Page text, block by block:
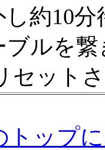
約10分
ブルを
セット
ップ